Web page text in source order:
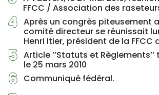
FFCC / Association des
4 Après un congrès piteusement
comité directeur se réunissait
Henri Itier, président de la FFCC
5 Article ’’Statuts et
le 25 mars 2010
6 Communiqué fédéral.